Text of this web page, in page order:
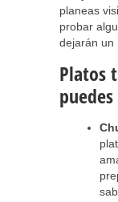
planeas
probar
dejarán un
Platos